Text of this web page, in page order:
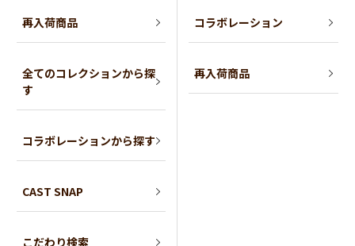
再入荷商品
全てのコレクションから探
す
コラボレーションから探す
CAST SNAP
こだわり検索
コラボレーション
再入荷商品